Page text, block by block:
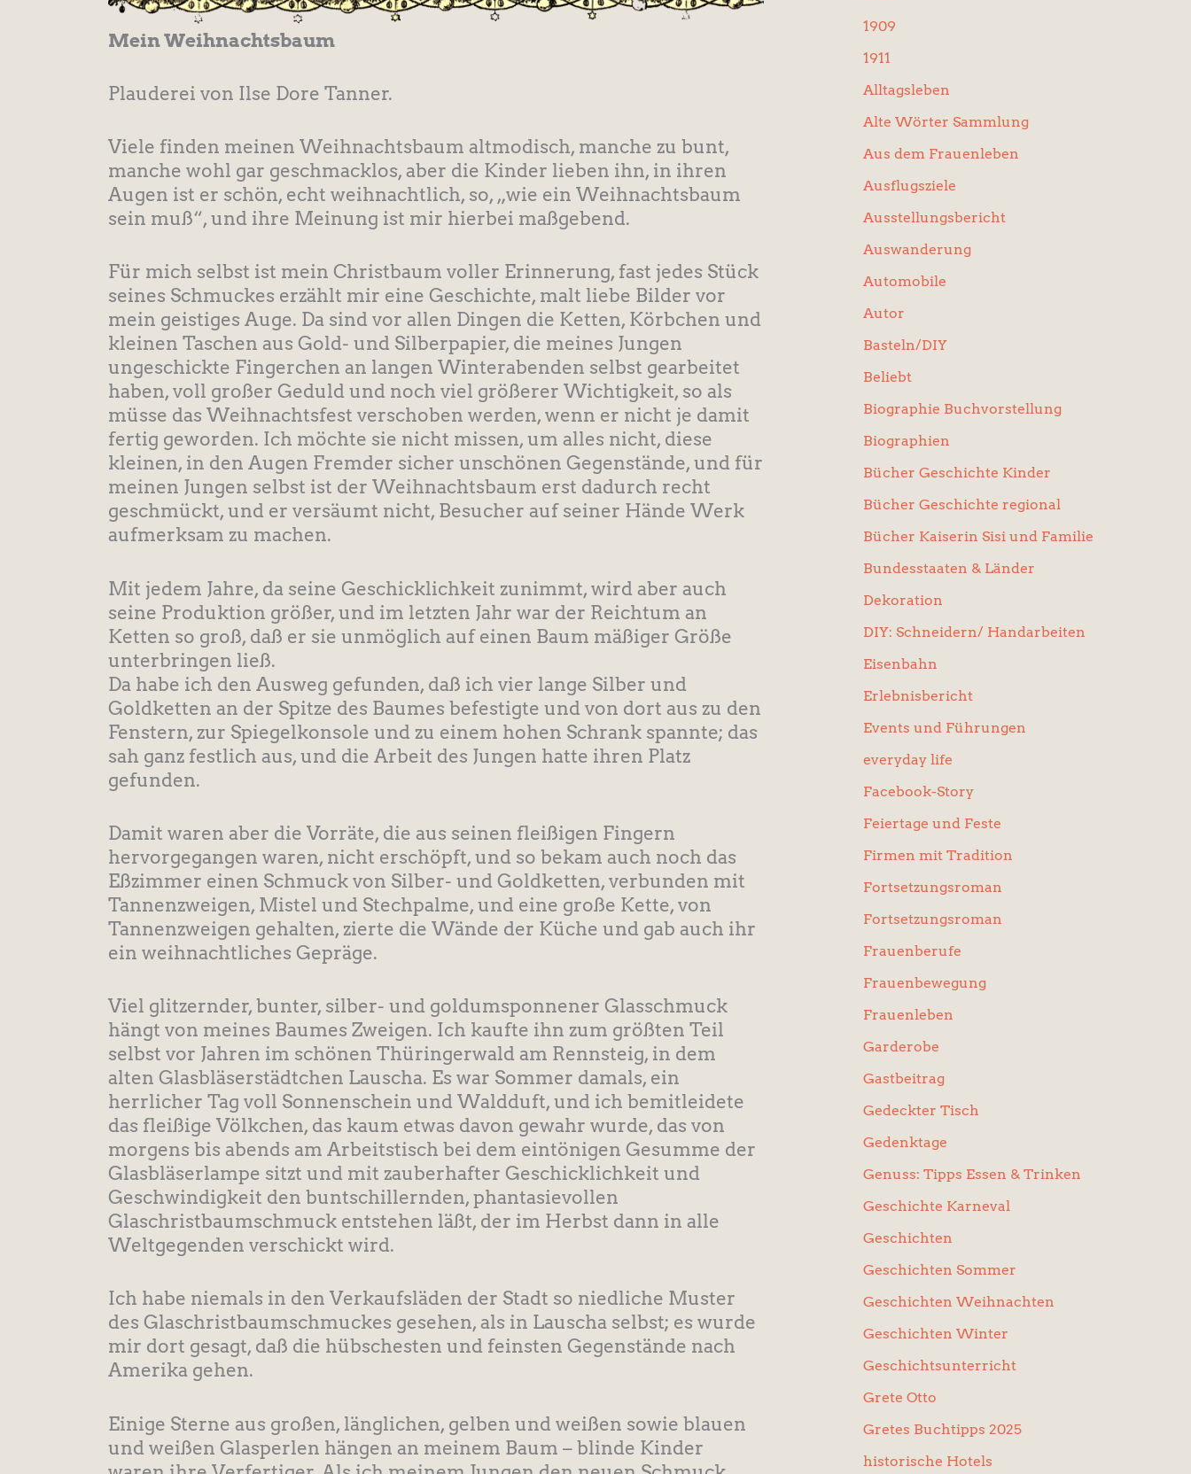
Mein Weihnachtsbaum
Plauderei von Ilse Dore Tanner.
Viele finden meinen Weihnachtsbaum altmodisch, manche zu bunt,
manche wohl gar geschmacklos, aber die Kinder lieben ihn, in ihren
Augen ist er schön, echt weihnachtlich, so, „wie ein Weihnachtsbaum
sein muß“, und ihre Meinung ist mir hierbei maßgebend.
Für mich selbst ist mein Christbaum voller Erinnerung, fast jedes Stück
seines Schmuckes erzählt mir eine Geschichte, malt liebe Bilder vor
mein geistiges Auge. Da sind vor allen Dingen die Ketten, Körbchen und
kleinen Taschen aus Gold- und Silberpapier, die meines Jungen
ungeschickte Fingerchen an langen Winterabenden selbst gearbeitet
haben, voll großer Geduld und noch viel größerer Wichtigkeit, so als
müsse das Weihnachtsfest verschoben werden, wenn er nicht je damit
fertig geworden. Ich möchte sie nicht missen, um alles nicht, diese
kleinen, in den Augen Fremder sicher unschönen Gegenstände, und für
meinen Jungen selbst ist der Weihnachtsbaum erst dadurch recht
geschmückt, und er versäumt nicht, Besucher auf seiner Hände Werk
aufmerksam zu machen.
Mit jedem Jahre, da seine Geschicklichkeit zunimmt, wird aber auch
seine Produktion größer, und im letzten Jahr war der Reichtum an
Ketten so groß, daß er sie unmöglich auf einen Baum mäßiger Größe
unterbringen ließ.
Da habe ich den Ausweg gefunden, daß ich vier lange Silber und
Goldketten an der Spitze des Baumes befestigte und von dort aus zu den
Fenstern, zur Spiegelkonsole und zu einem hohen Schrank spannte; das
sah ganz festlich aus, und die Arbeit des Jungen hatte ihren Platz
gefunden.
Damit waren aber die Vorräte, die aus seinen fleißigen Fingern
hervorgegangen waren, nicht erschöpft, und so bekam auch noch das
Eßzimmer einen Schmuck von Silber- und Goldketten, verbunden mit
Tannenzweigen, Mistel und Stechpalme, und eine große Kette, von
Tannenzweigen gehalten, zierte die Wände der Küche und gab auch ihr
ein weihnachtliches Gepräge.
Viel glitzernder, bunter, silber- und goldumsponnener Glasschmuck
hängt von meines Baumes Zweigen. Ich kaufte ihn zum größten Teil
selbst vor Jahren im schönen Thüringerwald am Rennsteig, in dem
alten Glasbläserstädtchen Lauscha. Es war Sommer damals, ein
herrlicher Tag voll Sonnenschein und Waldduft, und ich bemitleidete
das fleißige Völkchen, das kaum etwas davon gewahr wurde, das von
morgens bis abends am Arbeitstisch bei dem eintönigen Gesumme der
Glasbläserlampe sitzt und mit zauberhafter Geschicklichkeit und
Geschwindigkeit den buntschillernden, phantasievollen
Glaschristbaumschmuck entstehen läßt, der im Herbst dann in alle
Weltgegenden verschickt wird.
Ich habe niemals in den Verkaufsläden der Stadt so niedliche Muster
des Glaschristbaumschmuckes gesehen, als in Lauscha selbst; es wurde
mir dort gesagt, daß die hübschesten und feinsten Gegenstände nach
Amerika gehen.
Einige Sterne aus großen, länglichen, gelben und weißen sowie blauen
und weißen Glasperlen hängen an meinem Baum – blinde Kinder
1909
1911
Alltagsleben
Alte Wörter Sammlung
Aus dem Frauenleben
Ausflugsziele
Ausstellungsbericht
Auswanderung
Automobile
Autor
Basteln/DIY
Beliebt
Biographie Buchvorstellung
Biographien
Bücher Geschichte Kinder
Bücher Geschichte regional
Bücher Kaiserin Sisi und Familie
Bundesstaaten & Länder
Dekoration
DIY: Schneidern/ Handarbeiten
Eisenbahn
Erlebnisbericht
Events und Führungen
everyday life
Facebook-Story
Feiertage und Feste
Firmen mit Tradition
Fortsetzungsroman
Fortsetzungsroman
Frauenberufe
Frauenbewegung
Frauenleben
Garderobe
Gastbeitrag
Gedeckter Tisch
Gedenktage
Genuss: Tipps Essen & Trinken
Geschichte Karneval
Geschichten
Geschichten Sommer
Geschichten Weihnachten
Geschichten Winter
Geschichtsunterricht
Grete Otto
Gretes Buchtipps 2025
historische Hotels